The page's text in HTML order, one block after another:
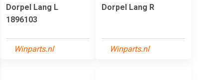
Dorpel Lang L
1896103
Winparts.nl
Dorpel Lang R
Winparts.nl